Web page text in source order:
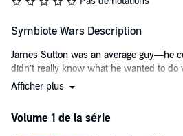
Symbiote Wars Description
James Sutton was an average guy—he
didn’t really know what he wanted to do
1940s…and the US has had a secret
Afficher plus
Volume 1 de la série